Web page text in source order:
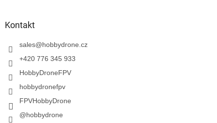
Kontakt
sales@hobbydrone.cz
+420 776 345 933
HobbyDroneFPV
hobbydronefpv
FPVHobbyDrone
@hobbydrone